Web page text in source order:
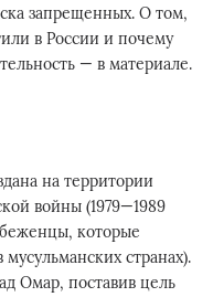
запрещенных. О том,
в России и почему
— в материале.
на территории
войны (1979—1989
которые
странах).
Омар, поставив цель